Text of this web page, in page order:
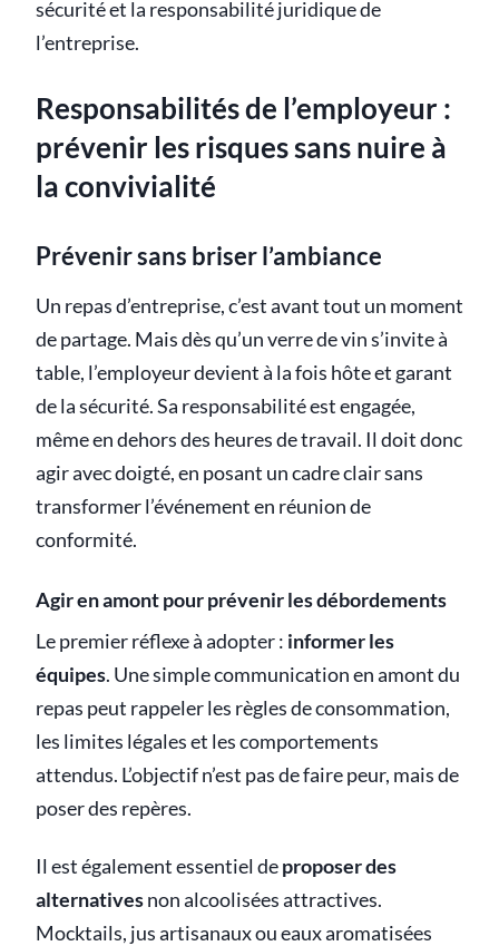
sécurité et la responsabilité juridique de
l’entreprise.
Responsabilités de l’employeur :
prévenir les risques sans nuire à
la convivialité
Prévenir sans briser l’ambiance
Un repas d’entreprise, c’est avant tout un moment
de partage. Mais dès qu’un verre de vin s’invite à
table, l’employeur devient à la fois hôte et garant
de la sécurité. Sa responsabilité est engagée,
même en dehors des heures de travail. Il doit donc
agir avec doigté, en posant un cadre clair sans
transformer l’événement en réunion de
conformité.
Agir en amont pour prévenir les débordements
Le premier réflexe à adopter : informer les
équipes. Une simple communication en amont du
repas peut rappeler les règles de consommation,
les limites légales et les comportements
attendus. L’objectif n’est pas de faire peur, mais de
poser des repères.
Il est également essentiel deproposer des
alternativesnon alcoolisées attractives.
Mocktails, jus artisanaux ou eaux aromatisées